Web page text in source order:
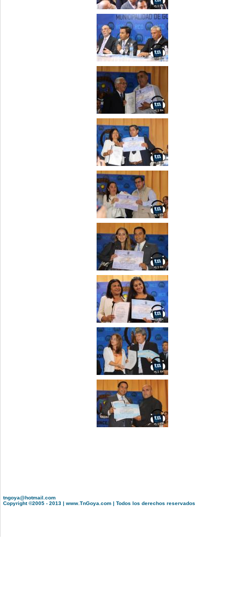
tngoya@hotmail.com
Copyright ©2005 - 2013 | www.TnGoya.com | Todos los derechos reservados